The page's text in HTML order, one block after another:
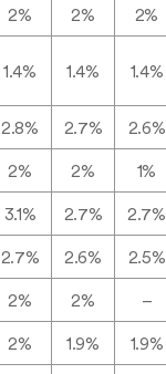
2% 2% 2%
1.4% 1.4% 1.4%
2.8% 2.7% 2.6%
2% 2% 1%
3.1% 2.7% 2.7%
2.7% 2.6% 2.5%
2% 2% –
2% 1.9% 1.9%